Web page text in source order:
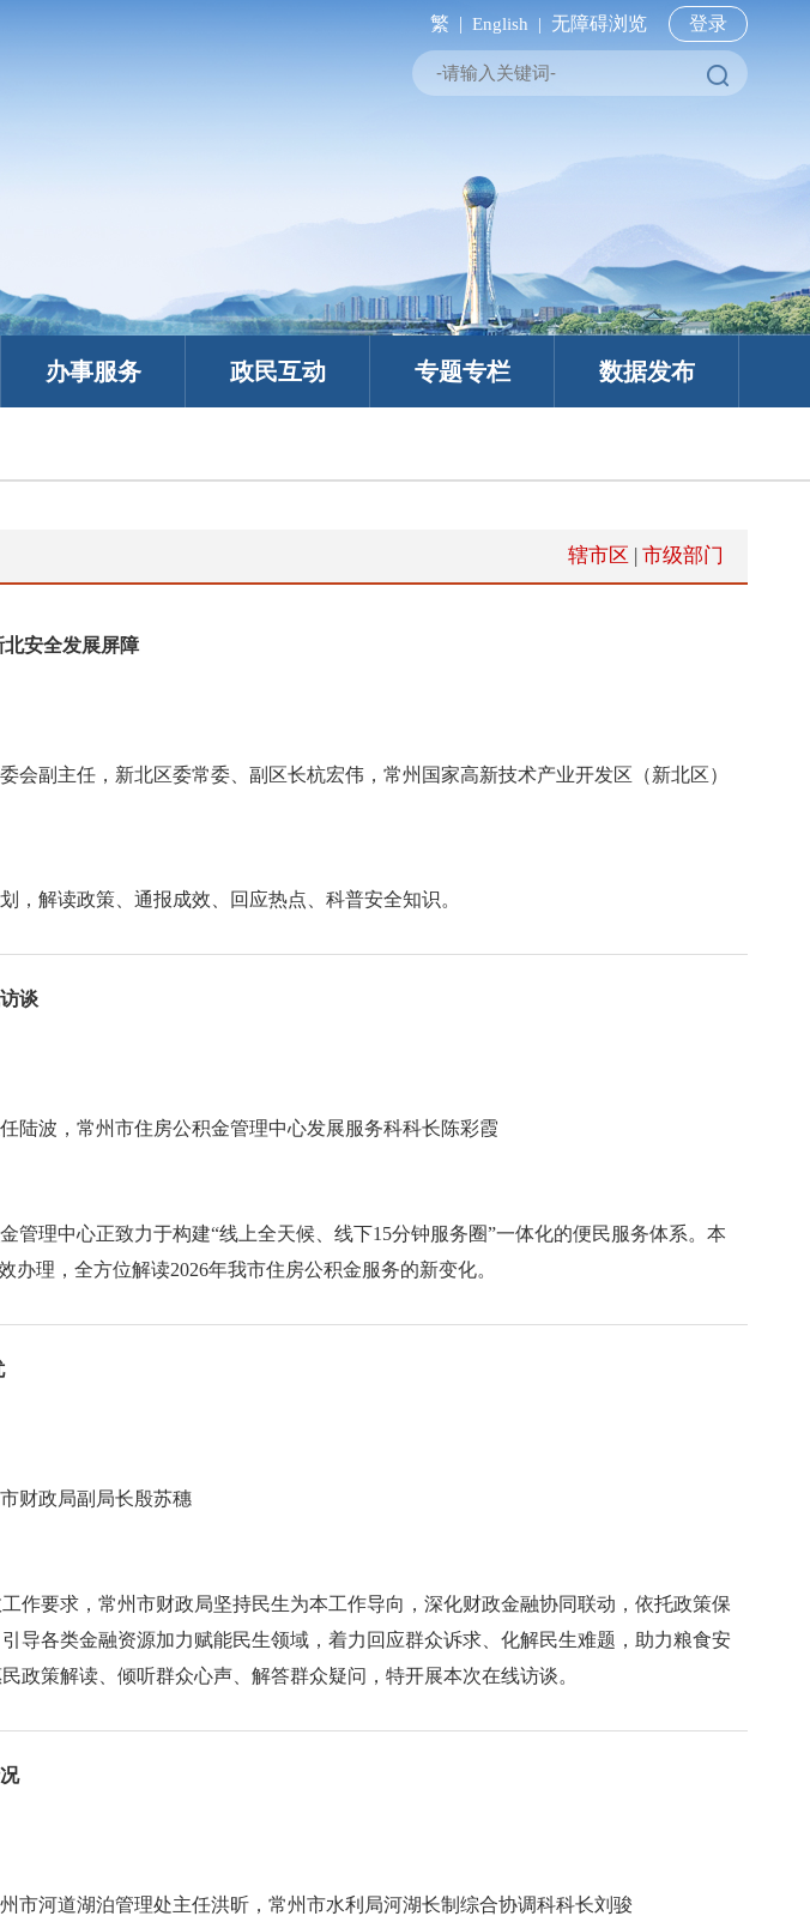
繁 | English | 无障碍浏览 登录
办事服务 政民互动 专题专栏 数据发布
辖市区 | 市级部门
安全发展屏障
会副主任，新北区委常委、副区长杭宏伟，常州国家高新技术产业开发区（新北区）
，解读政策、通报成效、回应热点、科普安全知识。
谈
陆波，常州市住房公积金管理中心发展服务科科长陈彩霞
管理中心正致力于构建“线上全天候、线下15分钟服务圈”一体化的便民服务体系。本
理，全方位解读2026年我市住房公积金服务的新变化。
财政局副局长殷苏穗
作要求，常州市财政局坚持民生为本工作导向，深化财政金融协同联动，依托政策保
导各类金融资源加力赋能民生领域，着力回应群众诉求、化解民生难题，助力粮食安
策解读、倾听群众心声、解答群众疑问，特开展本次在线访谈。
市河道湖泊管理处主任洪昕，常州市水利局河湖长制综合协调科科长刘骏